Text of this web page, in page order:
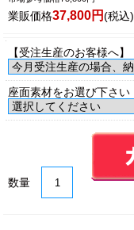
業販価格37,800円(税込)
【受注生産のお客様へ】
座面素材をお選び下さい
数量